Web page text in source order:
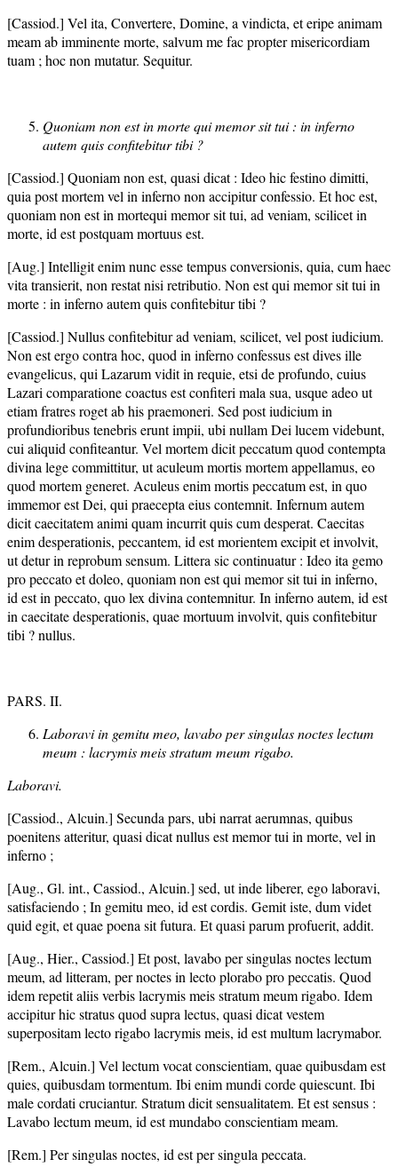
[Cassiod.] Vel ita, Convertere, Domine, a vindicta, et eripe animam
meam ab imminente morte, salvum me fac propter misericordiam
tuam ; hoc non mutatur. Sequitur.
Quoniam non est in morte qui memor sit tui : in inferno
autem quis confitebitur tibi ?
[Cassiod.] Quoniam non est, quasi dicat : Ideo hic festino dimitti,
quia post mortem vel in inferno non accipitur confessio. Et hoc est,
quoniam non est in mortequi memor sit tui, ad veniam, scilicet in
morte, id est postquam mortuus est.
[Aug.] Intelligit enim nunc esse tempus conversionis, quia, cum haec
vita transierit, non restat nisi retributio. Non est qui memor sit tui in
morte : in inferno autem quis confitebitur tibi ?
[Cassiod.] Nullus confitebitur ad veniam, scilicet, vel post iudicium.
Non est ergo contra hoc, quod in inferno confessus est dives ille
evangelicus, qui Lazarum vidit in requie, etsi de profundo, cuius
Lazari comparatione coactus est confiteri mala sua, usque adeo ut
etiam fratres roget ab his praemoneri. Sed post iudicium in
profundioribus tenebris erunt impii, ubi nullam Dei lucem videbunt,
cui aliquid confiteantur. Vel mortem dicit peccatum quod contempta
divina lege committitur, ut aculeum mortis mortem appellamus, eo
quod mortem generet. Aculeus enim mortis peccatum est, in quo
immemor est Dei, qui praecepta eius contemnit. Infernum autem
dicit caecitatem animi quam incurrit quis cum desperat. Caecitas
enim desperationis, peccantem, id est morientem excipit et involvit,
ut detur in reprobum sensum. Littera sic continuatur : Ideo ita gemo
pro peccato et doleo, quoniam non est qui memor sit tui in inferno,
id est in peccato, quo lex divina contemnitur. In inferno autem, id est
in caecitate desperationis, quae mortuum involvit, quis confitebitur
tibi ? nullus.
PARS. II.
Laboravi in gemitu meo, lavabo per singulas noctes lectum
meum : lacrymis meis stratum meum rigabo.
Laboravi.
[Cassiod., Alcuin.] Secunda pars, ubi narrat aerumnas, quibus
poenitens atteritur, quasi dicat nullus est memor tui in morte, vel in
inferno ;
[Aug., Gl. int., Cassiod., Alcuin.] sed, ut inde liberer, ego laboravi,
satisfaciendo ; In gemitu meo, id est cordis. Gemit iste, dum videt
quid egit, et quae poena sit futura. Et quasi parum profuerit, addit.
[Aug., Hier., Cassiod.] Et post, lavabo per singulas noctes lectum
meum, ad litteram, per noctes in lecto plorabo pro peccatis. Quod
idem repetit aliis verbis lacrymis meis stratum meum rigabo. Idem
accipitur hic stratus quod supra lectus, quasi dicat vestem
superpositam lecto rigabo lacrymis meis, id est multum lacrymabor.
[Rem., Alcuin.] Vel lectum vocat conscientiam, quae quibusdam est
quies, quibusdam tormentum. Ibi enim mundi corde quiescunt. Ibi
male cordati cruciantur. Stratum dicit sensualitatem. Et est sensus :
Lavabo lectum meum, id est mundabo conscientiam meam.
[Rem.] Per singulas noctes, id est per singula peccata.